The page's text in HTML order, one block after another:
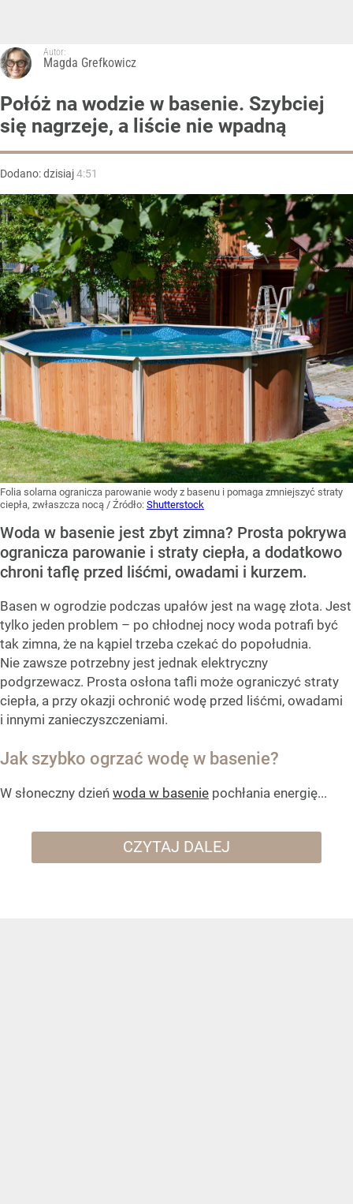
Autor:
Magda Grefkowicz
Połóż na wodzie w basenie. Szybciej
się nagrzeje, a liście nie wpadną
Dodano:dzisiaj4:51
Folia solarna ogranicza parowanie wody z basenu i pomaga zmniejszyć straty
ciepła, zwłaszcza nocą / Źródło: Shutterstock
Woda w basenie jest zbyt zimna? Prosta pokrywa
ogranicza parowanie i straty ciepła, a dodatkowo
chroni taflę przed liśćmi, owadami i kurzem.
Basen w ogrodzie podczas upałów jest na wagę złota. Jest
tylko jeden problem – po chłodnej nocy woda potrafi być
tak zimna, że na kąpiel trzeba czekać do popołudnia.
Nie zawsze potrzebny jest jednak elektryczny
podgrzewacz. Prosta osłona tafli może ograniczyć straty
ciepła, a przy okazji ochronić wodę przed liśćmi, owadami
i innymi zanieczyszczeniami.
Jak szybko ogrzać wodę w basenie?
W słoneczny dzień woda w basenie pochłania energię...
CZYTAJ DALEJ